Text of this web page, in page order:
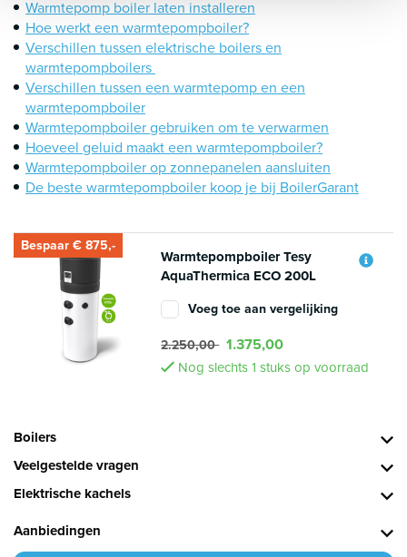
Warmtepomp boiler laten installeren
Hoe werkt een warmtepompboiler?
Verschillen tussen elektrische boilers en
warmtepompboilers
Verschillen tussen een warmtepomp en een
warmtepompboiler
Warmtepompboiler gebruiken om te verwarmen
Hoeveel geluid maakt een warmtepompboiler?
Warmtepompboiler op zonnepanelen aansluiten
De beste warmtepompboiler koop je bij BoilerGarant
Bespaar € 875,-
Warmtepompboiler Tesy
AquaThermica ECO 200L
Voeg toe aan vergelijking
2.250,00 1.375,00
Nog slechts 1 stuks op voorraad
Boilers
Veelgestelde vragen
Elektrische kachels
Aanbiedingen